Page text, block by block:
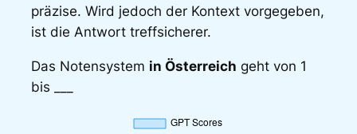
präzise. Wird jedoch der Kontext vorgegeben,
ist die Antwort treffsicherer.
Das Notensystem in Österreich geht von 1
bis ___